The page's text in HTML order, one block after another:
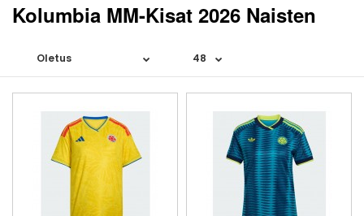
Kolumbia MM-Kisat 2026 Naisten